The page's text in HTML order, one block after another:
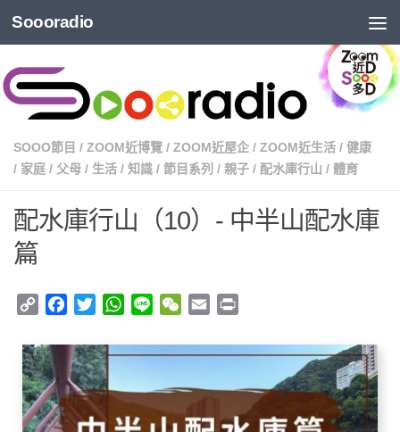
Soooradio
SOOO節目 / ZOOM近博覽 / ZOOM近屋企 / ZOOM近生活 / 健康
/ 家庭 / 父母 / 生活 / 知識 / 節目系列 / 親子 / 配水庫行山 / 體育
配水庫行山（10）- 中半山配水庫
篇
Copy
Facebook
TwitterWhatsApp
Line WeChat
Email